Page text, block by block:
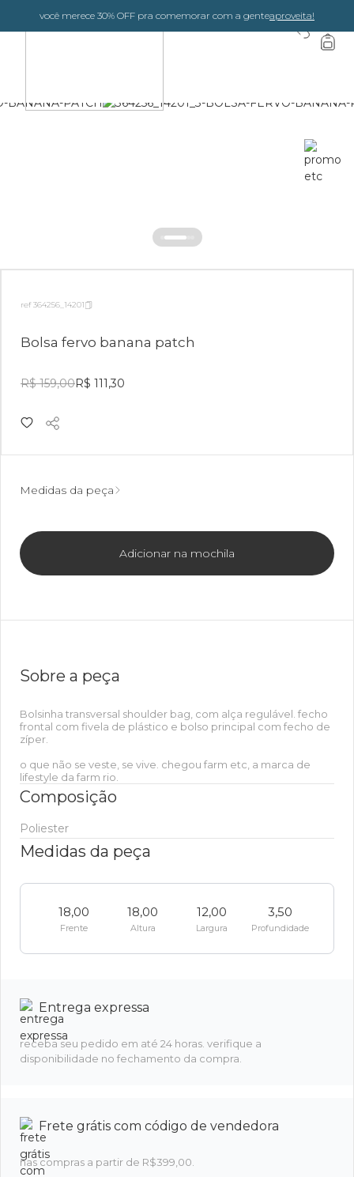
você merece 30% OFF pra comemorar com a genteaproveita!
ref 364256_14201
Bolsa fervo banana patch
R$ 159,00R$ 111,30
Medidas da peça
Adicionar na mochila
Sobre a peça
Bolsinha transversal shoulder bag, com alça regulável. fecho
frontal com fivela de plástico e bolso principal com fecho de
zíper.
o que não se veste, se vive. chegou farm etc, a marca de
lifestyle da farm rio.
Composição
Poliester
Medidas da peça
18,00
Frente
18,00
Altura
12,00
Largura
3,50
Profundidade
Entrega expressa
receba seu pedido em até 24 horas. verifique a
disponibilidade no fechamento da compra.
Frete grátis com código de vendedora
nas compras a partir de R$399,00.